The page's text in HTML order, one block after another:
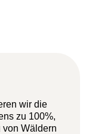
wir die
zu 100%,
von Wäldern